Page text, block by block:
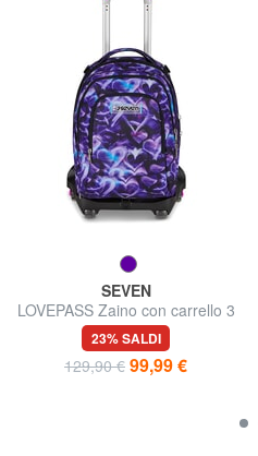
SEVEN
LOVEPASS Zaino con carrello 3
in 1
23% SALDI
129,90 € 99,99 €